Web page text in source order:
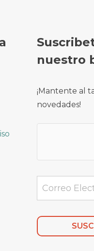
nuestro
¡Mantente al
novedades!